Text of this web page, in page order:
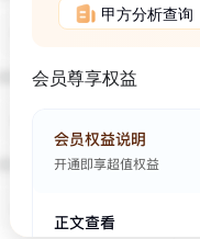
甲方分析查询
会员尊享权益